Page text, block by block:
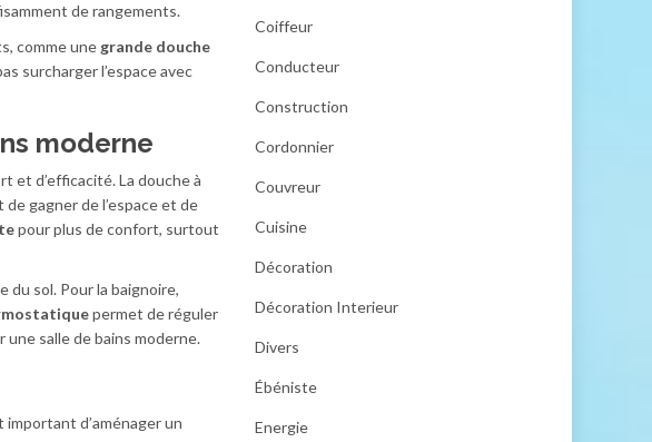
de rangements.
comme une grande douche
surcharger l’espace avec
moderne
et d’efficacité. La douche à
gagner de l’espace et de
pour plus de confort, surtout
sol. Pour la baignoire,
permet de réguler
salle de bains moderne.
d’aménager un
Coiffeur
Conducteur
Construction
Cordonnier
Couvreur
Cuisine
Décoration
Décoration Interieur
Divers
Ébéniste
Energie